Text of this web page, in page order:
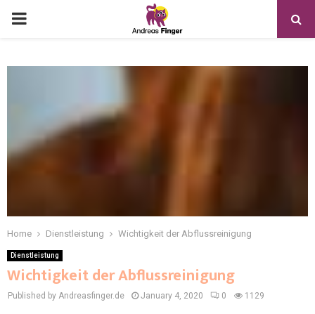
Home Dienstleistung Wichtigkeit der Abflussreinigung
Dienstleistung
Wichtigkeit der Abflussreinigung
Published by Andreasfinger.de January 4, 2020 0 1129